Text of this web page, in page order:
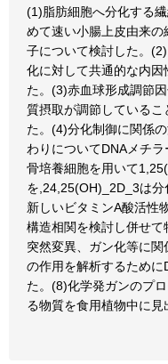
(1)脂肪細胞へ分化する
めて速い小腸上皮由来
子について検討した。
化に対して共通的な内
た。(3)赤血球形成調節
質摂取が調節している
た。(4)分化制御に関係
わりについてDNAメチ
骨培養細胞を用いて
を,24,25(OH)_2D_3は
新しいビタミンA酸活性
構造相関を検討し併せ
突然変異、ガン化等に
の作用を解析するために
た。(8)化学発ガンのプ
る物質を食用植物中に見